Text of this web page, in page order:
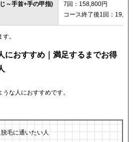
～手首+手の甲指)
7回：158,800円
コース終了後1回：19,800
。
におすすめ｜満足するまでお得
な人におすすめです。
毛に通いたい人